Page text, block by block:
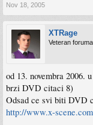
Nov 18, 2005
XTRage
Veteran foruma
od 13. novembra 2006.
brzi DVD citaci 8)
Odsad ce svi biti DVD
http://www.x-scene.com